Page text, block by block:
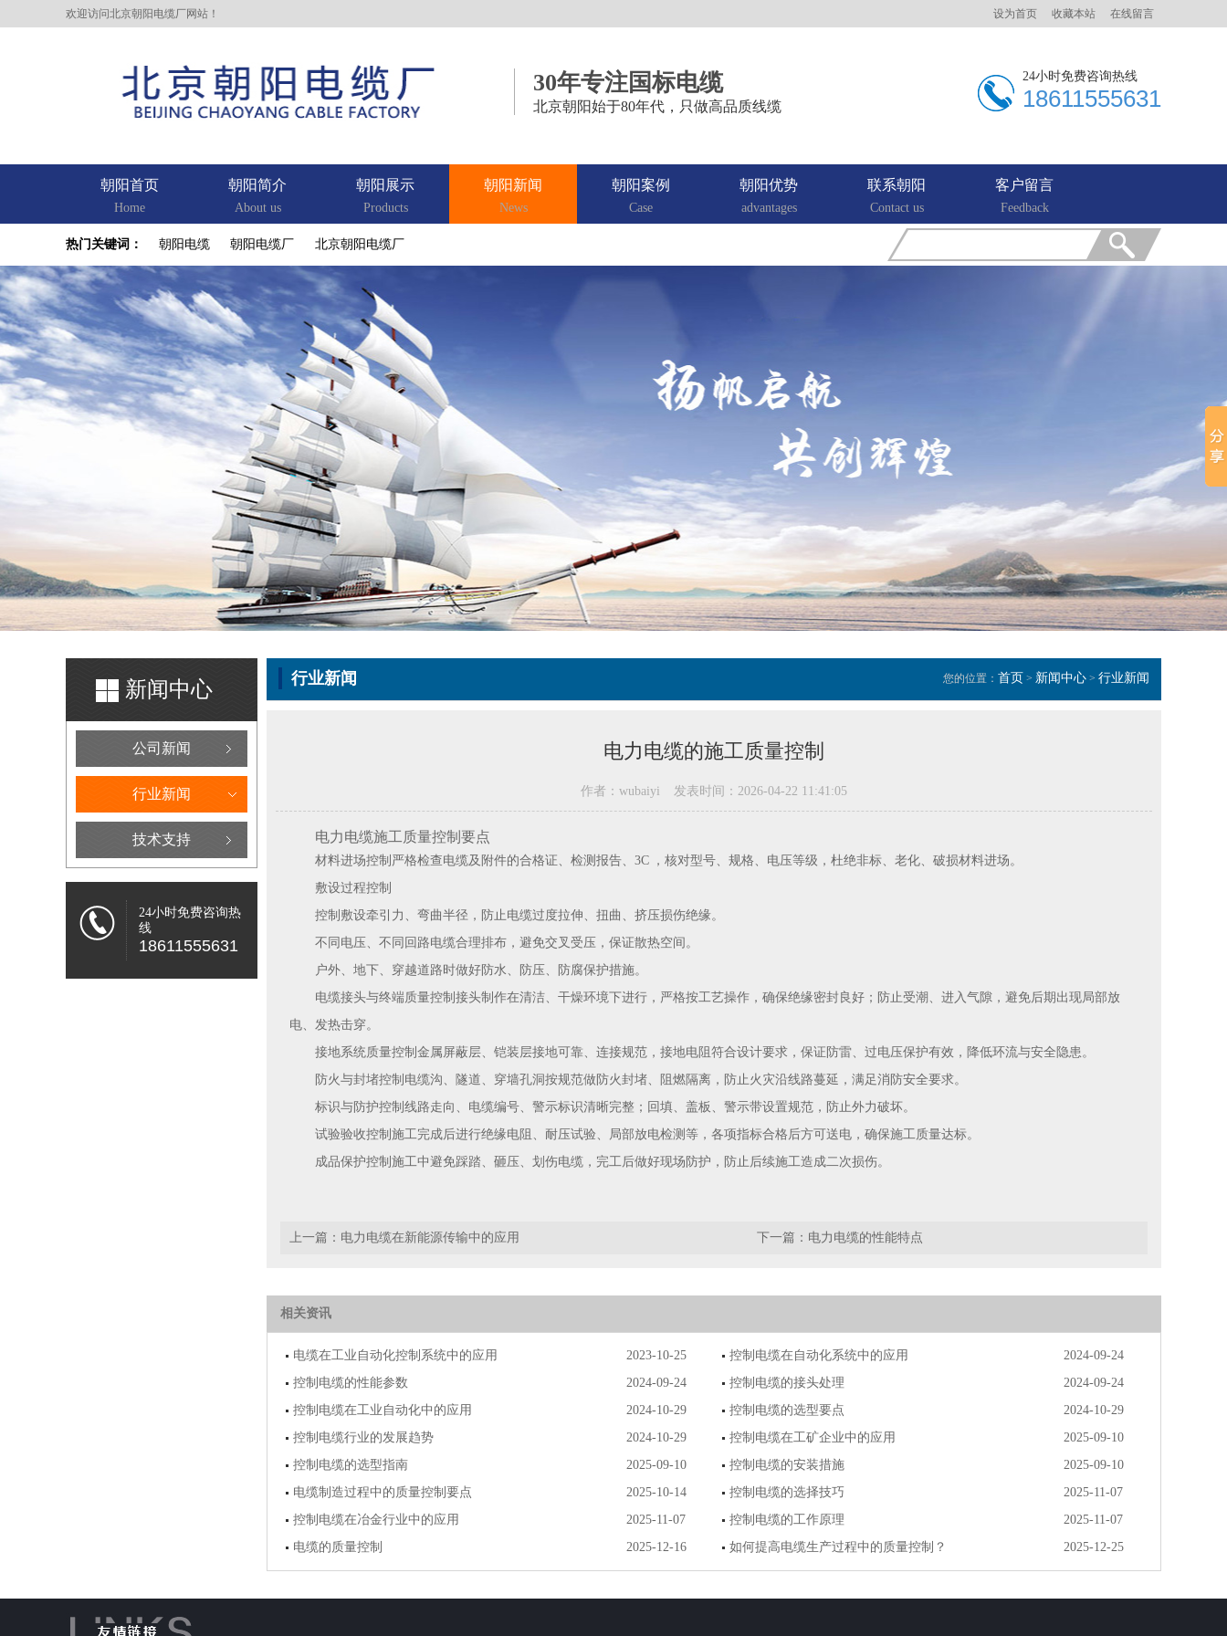
欢迎访问北京朝阳电缆厂网站！ 设为首页 收藏本站 在线留言
30年专注国标电缆
北京朝阳始于80年代，只做高品质线缆
24小时免费咨询热线
18611555631
朝阳首页
Home
朝阳简介
About us
朝阳展示
Products
朝阳新闻
News
朝阳案例
Case
朝阳优势
advantages
联系朝阳
Contact us
客户留言
Feedback
热门关键词： 朝阳电缆 朝阳电缆厂 北京朝阳电缆厂
新闻中心
公司新闻
行业新闻
技术支持
24小时免费咨询热
线
18611555631
行业新闻 您的位置： 首页 > 新闻中心 > 行业新闻
电力电缆的施工质量控制
作者：wubaiyi 发表时间：2026-04-22 11:41:05
电力电缆施工质量控制要点
材料进场控制严格检查电缆及附件的合格证、检测报告、3C ，核对型号、规格、电压等级，杜绝非标、老化、破损材料进场。
敷设过程控制
控制敷设牵引力、弯曲半径，防止电缆过度拉伸、扭曲、挤压损伤绝缘。
不同电压、不同回路电缆合理排布，避免交叉受压，保证散热空间。
户外、地下、穿越道路时做好防水、防压、防腐保护措施。
电缆接头与终端质量控制接头制作在清洁、干燥环境下进行，严格按工艺操作，确保绝缘密封良好；防止受潮、进入气隙，避免后期出现局部放
电、发热击穿。
接地系统质量控制金属屏蔽层、铠装层接地可靠、连接规范，接地电阻符合设计要求，保证防雷、过电压保护有效，降低环流与安全隐患。
防火与封堵控制电缆沟、隧道、穿墙孔洞按规范做防火封堵、阻燃隔离，防止火灾沿线路蔓延，满足消防安全要求。
标识与防护控制线路走向、电缆编号、警示标识清晰完整；回填、盖板、警示带设置规范，防止外力破坏。
试验验收控制施工完成后进行绝缘电阻、耐压试验、局部放电检测等，各项指标合格后方可送电，确保施工质量达标。
成品保护控制施工中避免踩踏、砸压、划伤电缆，完工后做好现场防护，防止后续施工造成二次损伤。
上一篇： 电力电缆在新能源传输中的应用 下一篇： 电力电缆的性能特点
相关资讯
2023-10-25
电缆在工业自动化控制系统中的应用 2024-09-24
控制电缆在自动化系统中的应用
2024-09-24
控制电缆的性能参数 2024-09-24
控制电缆的接头处理
2024-10-29
控制电缆在工业自动化中的应用 2024-10-29
控制电缆的选型要点
2024-10-29
控制电缆行业的发展趋势 2025-09-10
控制电缆在工矿企业中的应用
2025-09-10
控制电缆的选型指南 2025-09-10
控制电缆的安装措施
2025-10-14
电缆制造过程中的质量控制要点 2025-11-07
控制电缆的选择技巧
2025-11-07
控制电缆在冶金行业中的应用 2025-11-07
控制电缆的工作原理
2025-12-16
电缆的质量控制 2025-12-25
如何提高电缆生产过程中的质量控制？